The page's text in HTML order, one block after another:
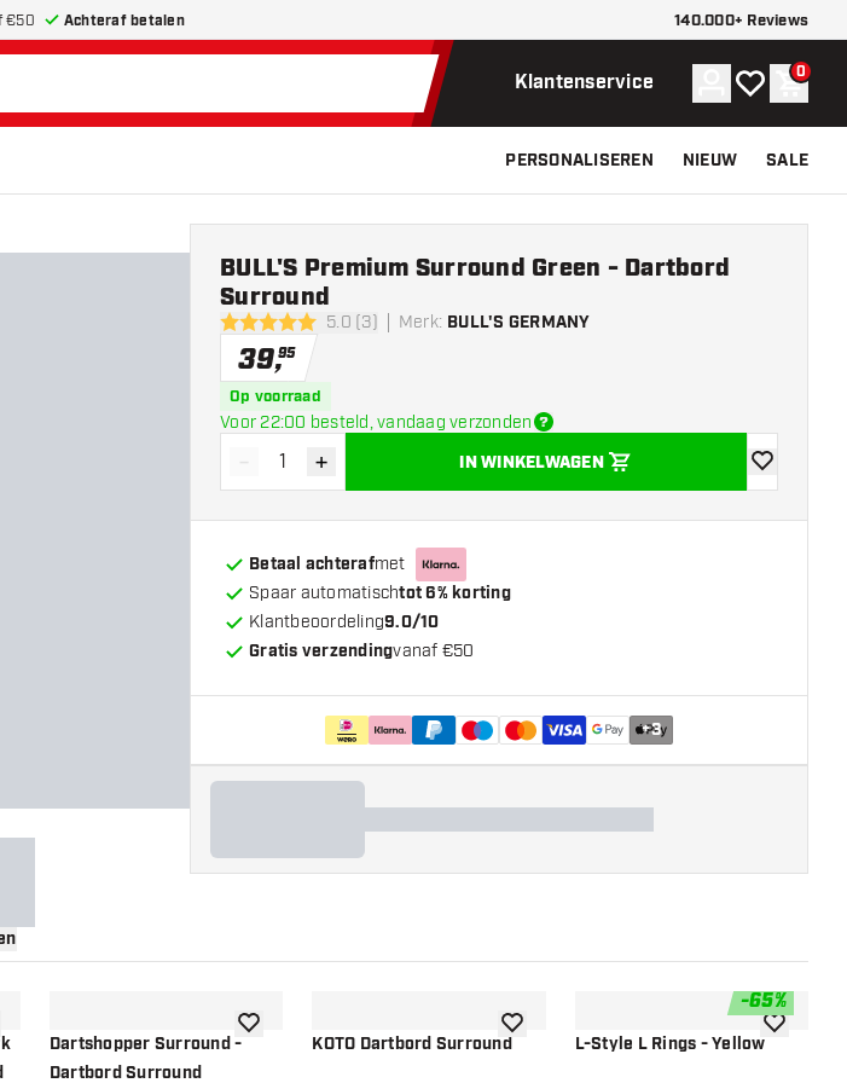
€50 Achteraf betalen 140.000+ Reviews
Klantenservice Account
Mijn 0
PERSONALISEREN NIEUW SALE
5 score sterren5.0 (3) Merk: BULL'S GERMANY
BULL'S Premium Surround Green - Dartbord
Surround
39,95
Op voorraad
Voor 22:00 besteld, vandaag verzonden
Verminder hoeveelheid
- Verhoog hoeveelheid
+ IN WINKELWAGEN
toevoegen
Betaal achterafmet
Spaar automatischtot 6% korting
Klantbeoordeling9.0/10
Gratis verzendingvanaf €50
+3
aan verlanglijst
Dartshopper Surround -
Dartbord Surround
toevoegen aan verlanglijst
KOTO Dartbord Surroundtoevoegen aan verlanglijst
-65%
L-Style L Rings - Yellow